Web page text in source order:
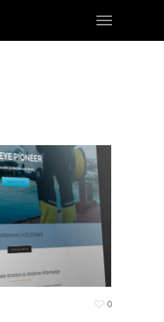
0